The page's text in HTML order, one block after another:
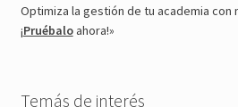
Optimiza la gestión de tu academia con
¡Pruébaloahora!»
Temás de interés